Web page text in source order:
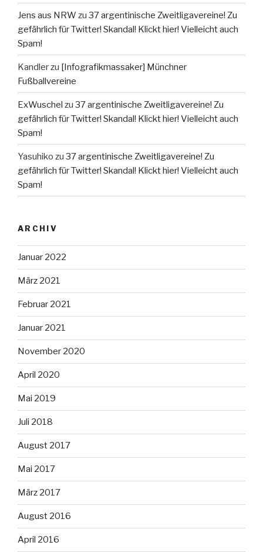
Jens aus NRW zu 37 argentinische Zweitligavereine! Zu
gefährlich für Twitter! Skandal! Klickt hier! Vielleicht auch
Spam!
Kandlerzu [Infografikmassaker] Münchner
Fußballvereine
ExWuschel zu 37 argentinische Zweitligavereine! Zu
gefährlich für Twitter! Skandal! Klickt hier! Vielleicht auch
Spam!
Yasuhiko zu 37 argentinische Zweitligavereine! Zu
gefährlich für Twitter! Skandal! Klickt hier! Vielleicht auch
Spam!
ARCHIV
Januar 2022
März 2021
Februar 2021
Januar 2021
November 2020
April 2020
Mai 2019
Juli 2018
August 2017
Mai 2017
März 2017
August 2016
April 2016